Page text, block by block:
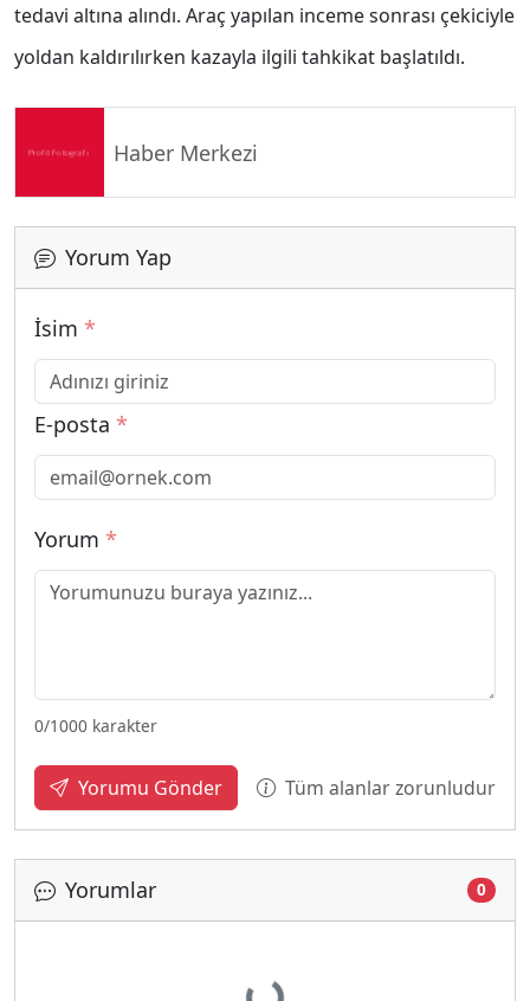
tedavi altına alındı. Araç yapılan inceme sonrası çekiciyle
yoldan kaldırılırken kazayla ilgili tahkikat başlatıldı.
Haber Merkezi
Yorum Yap
İsim *
E-posta *
Yorum *
0/1000 karakter
Yorumu Gönder Tüm alanlar zorunludur
Yorumlar 0